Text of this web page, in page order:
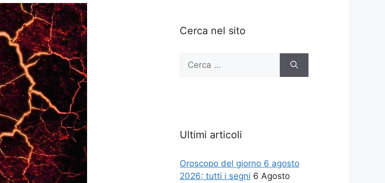
Cerca nel sito
Ricerca
Ultimi articoli
Oroscopo del giorno 6 agosto
2026: tutti i segni 6 Agosto